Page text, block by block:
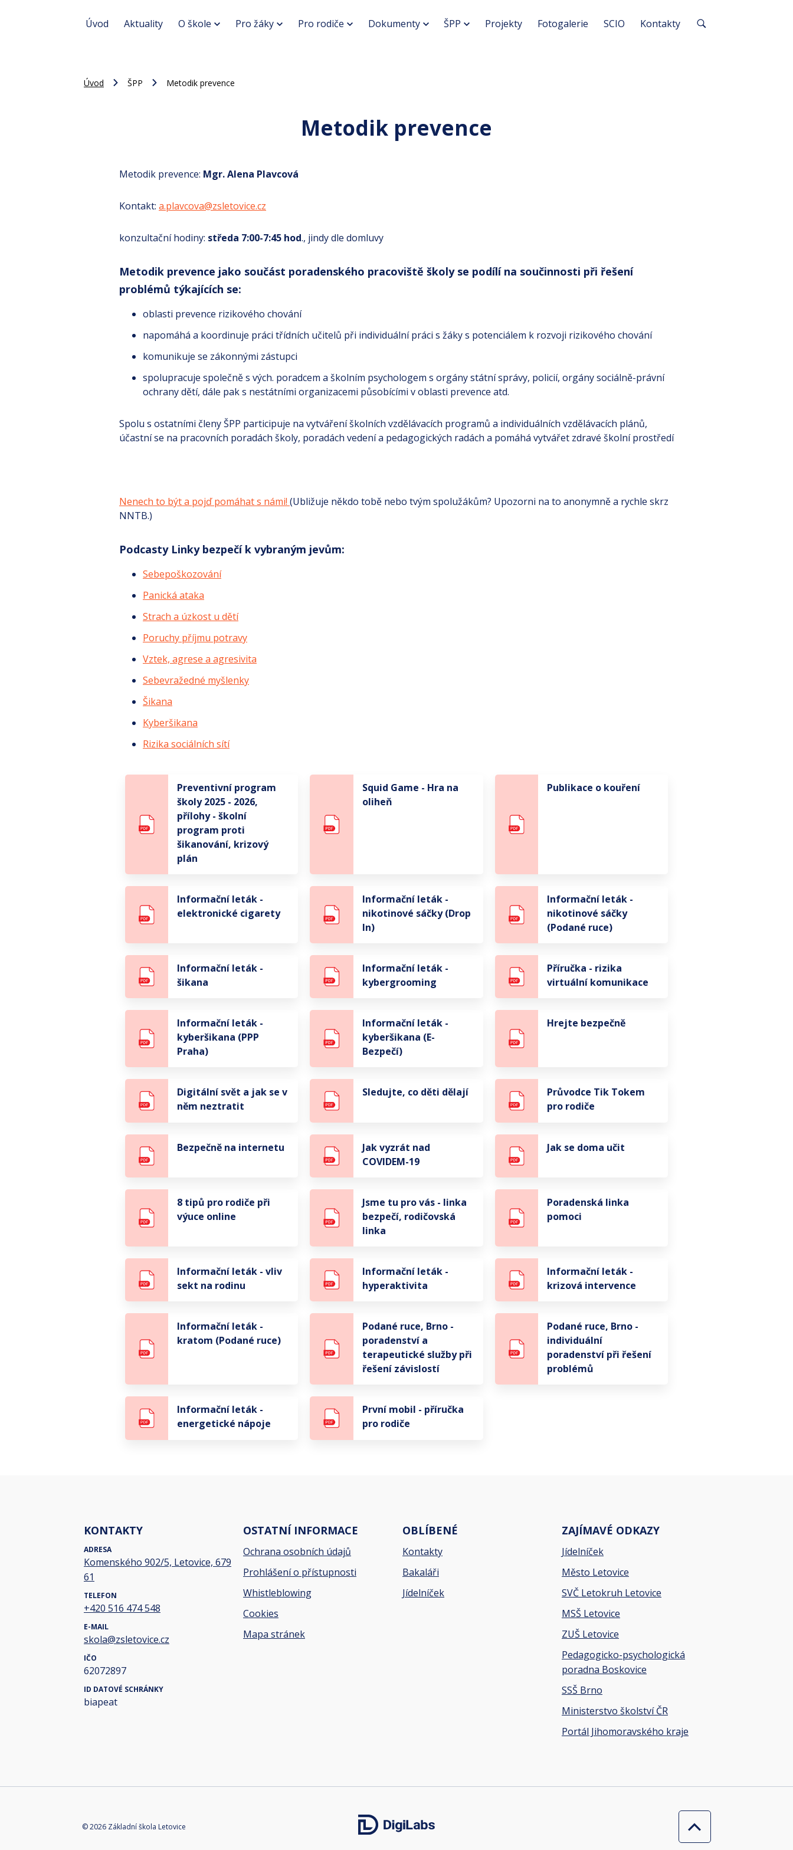
Úvod Aktuality O škole Pro žáky Pro rodiče Dokumenty ŠPP Projekty Fotogalerie SCIO Kontakty
Úvod ŠPP Metodik prevence
Metodik prevence
Metodik prevence: Mgr. Alena Plavcová
Kontakt: a.plavcova@zsletovice.cz
konzultační hodiny: středa 7:00-7:45 hod., jindy dle domluvy
Metodik prevence jako součást poradenského pracoviště školy se podílí na součinnosti při řešení
problémů týkajících se:
oblasti prevence rizikového chování
napomáhá a koordinuje práci třídních učitelů při individuální práci s žáky s potenciálem k rozvoji rizikového chování
komunikuje se zákonnými zástupci
spolupracuje společně s vých. poradcem a školním psychologem s orgány státní správy, policií, orgány sociálně-právní
ochrany dětí, dále pak s nestátními organizacemi působícími v oblasti prevence atd.
Spolu s ostatními členy ŠPP participuje na vytváření školních vzdělávacích programů a individuálních vzdělávacích plánů,
účastní se na pracovních poradách školy, poradách vedení a pedagogických radách a pomáhá vytvářet zdravé školní prostředí
Nenech to být a pojď pomáhat s námi! (Ubližuje někdo tobě nebo tvým spolužákům? Upozorni na to anonymně a rychle skrz
NNTB.)
Podcasty Linky bezpečí k vybraným jevům:
Sebepoškozování
Panická ataka
Strach a úzkost u dětí
Poruchy příjmu potravy
Vztek, agrese a agresivita
Sebevražedné myšlenky
Šikana
Kyberšikana
Rizika sociálních sítí
Preventivní program
školy 2025 - 2026,
přílohy - školní
program proti
šikanování, krizový
plán
Squid Game - Hra na
oliheň
Publikace o kouření
Informační leták -
elektronické cigarety
Informační leták -
nikotinové sáčky (Drop
In)
Informační leták -
nikotinové sáčky
(Podané ruce)
Informační leták -
šikana
Informační leták -
kybergrooming
Příručka - rizika
virtuální komunikace
Informační leták -
kyberšikana (PPP
Praha)
Informační leták -
kyberšikana (E-
Bezpečí)
Hrejte bezpečně
Digitální svět a jak se v
něm neztratit
Sledujte, co děti dělají
Průvodce Tik Tokem
pro rodiče
Bezpečně na internetu
Jak vyzrát nad
COVIDEM-19
Jak se doma učit
8 tipů pro rodiče při
výuce online
Jsme tu pro vás - linka
bezpečí, rodičovská
linka
Poradenská linka
pomoci
Informační leták - vliv
sekt na rodinu
Informační leták -
hyperaktivita
Informační leták -
krizová intervence
Informační leták -
kratom (Podané ruce)
Podané ruce, Brno -
poradenství a
terapeutické služby při
řešení závislostí
Podané ruce, Brno -
individuální
poradenství při řešení
problémů
Informační leták -
energetické nápoje
První mobil - příručka
pro rodiče
KONTAKTY
ADRESA
Komenského 902/5, Letovice, 679
61
TELEFON
+420 516 474 548
E-MAIL
skola@zsletovice.cz
IČO
62072897
ID DATOVÉ SCHRÁNKY
biapeat
OSTATNÍ INFORMACE
Ochrana osobních údajů
Prohlášení o přístupnosti
Whistleblowing
Cookies
Mapa stránek
OBLÍBENÉ
Kontakty
Bakaláři
Jídelníček
ZAJÍMAVÉ ODKAZY
Jídelníček
Město Letovice
SVČ Letokruh Letovice
MSŠ Letovice
ZUŠ Letovice
Pedagogicko-psychologická
poradna Boskovice
SSŠ Brno
Ministerstvo školství ČR
Portál Jihomoravského kraje
© 2026 Základní škola Letovice